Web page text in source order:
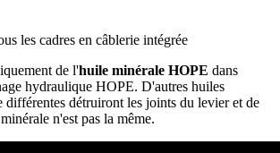
les cadres en câblerie intégrée
de l'huile minérale HOPE dans
hydraulique HOPE. D'autres huiles
différentes détruiront les joints du levier et de
n'est pas la même.